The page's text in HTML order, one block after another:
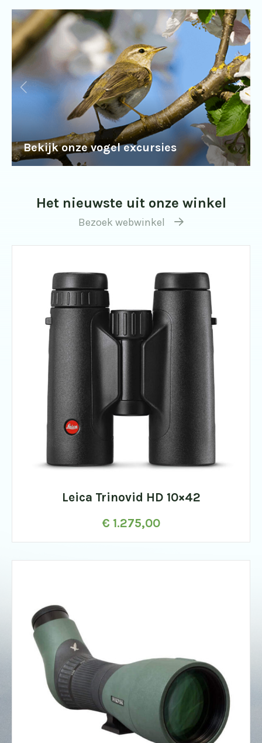
Bekijk onze vogel excursies
Het nieuwste uit onze winkel
Bezoek webwinkel
Leica Trinovid HD 10×42
€ 1.275,00